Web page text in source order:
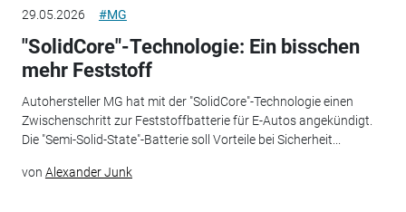
29.05.2026 #MG
"SolidCore"-Technologie: Ein bisschen
mehr Feststoff
Autohersteller MG hat mit der "SolidCore"-Technologie einen
Zwischenschritt zur Feststoffbatterie für E-Autos angekündigt.
Die "Semi-Solid-State"-Batterie soll Vorteile bei Sicherheit...
von Alexander Junk